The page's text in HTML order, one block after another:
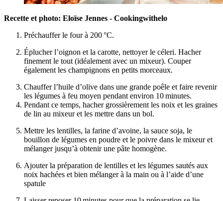
Recette et photo: Eloïse Jennes - Cookingwithelo
Préchauffer le four à 200 °C.
Éplucher l’oignon et la carotte, nettoyer le céleri. Hacher
finement le tout (idéalement avec un mixeur). Couper
également les champignons en petits morceaux.
Chauffer l’huile d’olive dans une grande poêle et faire revenir
les légumes à feu moyen pendant environ 10 minutes.
Pendant ce temps, hacher grossièrement les noix et les graines
de lin au mixeur et les mettre dans un bol.
Mettre les lentilles, la farine d’avoine, la sauce soja, le
bouillon de légumes en poudre et le poivre dans le mixeur et
mélanger jusqu’à obtenir une pâte homogène.
Ajouter la préparation de lentilles et les légumes sautés aux
noix hachées et bien mélanger à la main ou à l’aide d’une
spatule